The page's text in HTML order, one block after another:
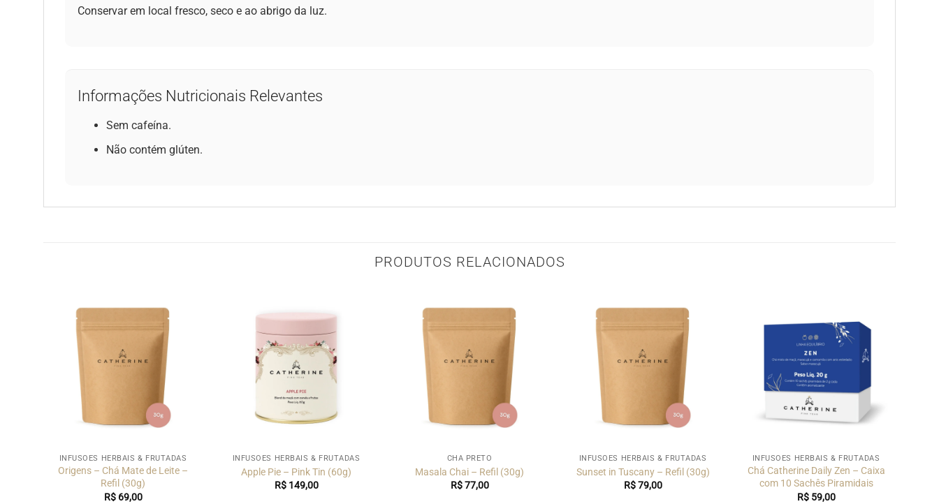
Conservar em local fresco, seco e ao abrigo da luz.
Informações Nutricionais Relevantes
Sem cafeína.
Não contém glúten.
PRODUTOS RELACIONADOS
INFUSÕES HERBAIS & FRUTADAS
Origens – Chá Mate de Leite –
Refil (30g)
R$69,00
INFUSÕES HERBAIS & FRUTADAS
Apple Pie – Pink Tin (60g)
R$149,00
CHÁ PRETO
Masala Chai – Refil (30g)
R$77,00
INFUSÕES HERBAIS & FRUTADAS
Sunset in Tuscany – Refil (30g)
R$79,00
INFUSÕES HERBAIS & FRUTADAS
Chá Catherine Daily Zen – Caixa
com 10 Sachês Piramidais
R$59,00